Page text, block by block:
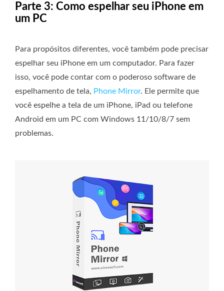
Parte 3: Como espelhar seu iPhone em
um PC
Para propósitos diferentes, você também pode precisar
espelhar seu iPhone em um computador. Para fazer
isso, você pode contar com o poderoso software de
espelhamento de tela, Phone Mirror. Ele permite que
você espelhe a tela de um iPhone, iPad ou telefone
Android em um PC com Windows 11/10/8/7 sem
problemas.